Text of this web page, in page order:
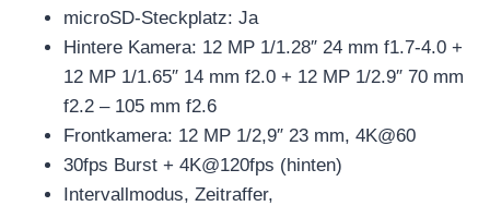
microSD-Steckplatz: Ja
Hintere Kamera: 12 MP 1/1.28″ 24 mm f1.7-4.0 +
12 MP 1/1.65″ 14 mm f2.0 + 12 MP 1/2.9″ 70 mm
f2.2 – 105 mm f2.6
Frontkamera: 12 MP 1/2,9″ 23 mm, 4K@60
30fps Burst + 4K@120fps (hinten)
Intervallmodus, Zeitraffer,